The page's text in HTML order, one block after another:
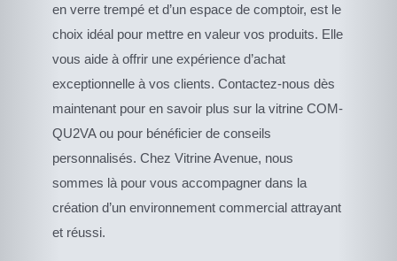
en verre trempé et d’un espace de comptoir, est le
choix idéal pour mettre en valeur vos produits. Elle
vous aide à offrir une expérience d’achat
exceptionnelle à vos clients. Contactez-nous dès
maintenant pour en savoir plus sur la vitrine COM-
QU2VA ou pour bénéficier de conseils
personnalisés. Chez Vitrine Avenue, nous
sommes là pour vous accompagner dans la
création d’un environnement commercial attrayant
et réussi.